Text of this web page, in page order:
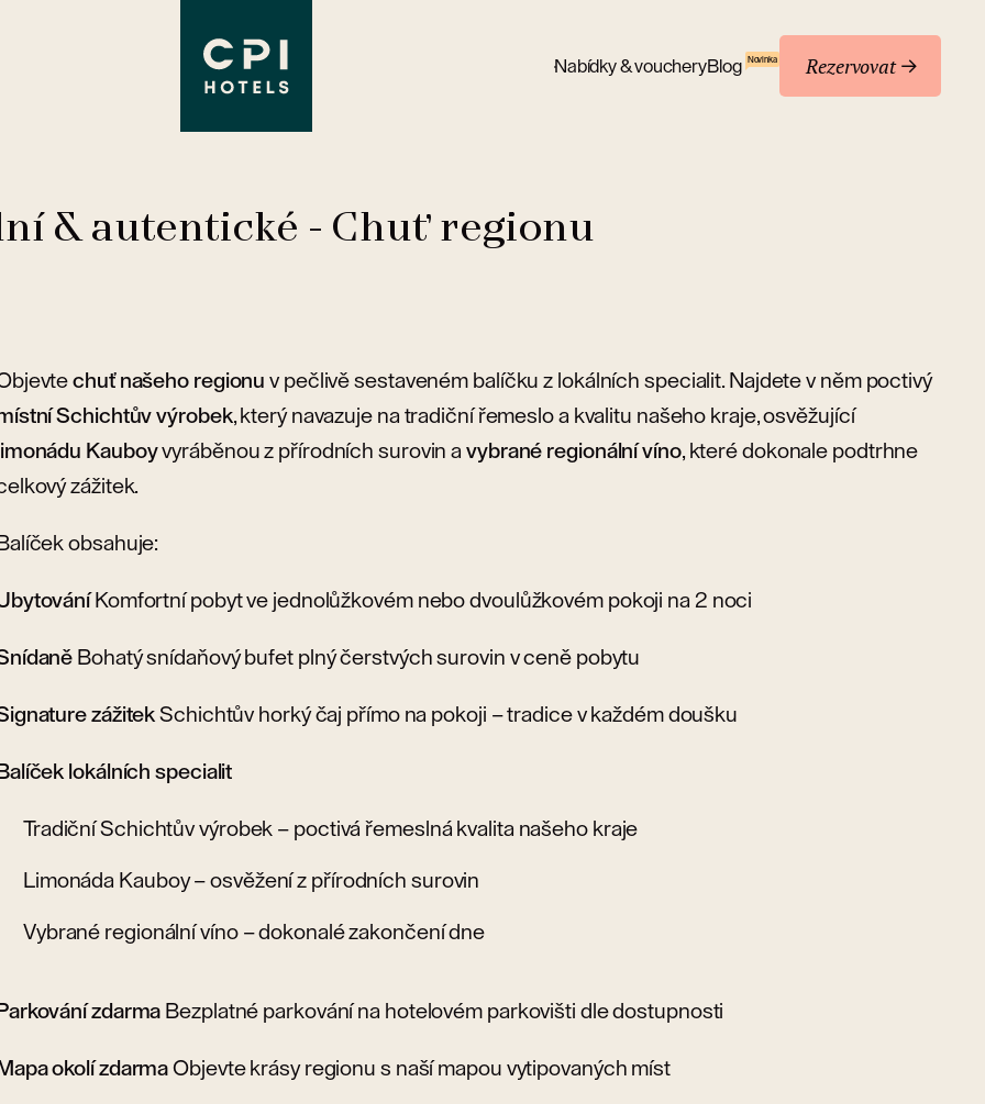
Rezervovat
Nabídky & voucheryBlog Novinka
& autentické - Chuť regionu
chuť našeho regionu v pečlivě sestaveném balíčku z lokálních specialit. Najdete v něm poctivý
Schichtův výrobek, který navazuje na tradiční řemeslo a kvalitu našeho kraje, osvěžující
Kauboyvyráběnou z přírodních surovin avybrané regionální víno, které dokonale podtrhne
zážitek.
obsahuje:
Komfortní pobyt ve jednolůžkovém nebo dvoulůžkovém pokoji na 2 noci
Bohatý snídaňový bufet plný čerstvých surovin v ceně pobytu
zážitek Schichtův horký čaj přímo na pokoji – tradice v každém doušku
lokálních specialit
Tradiční Schichtův výrobek – poctivá řemeslná kvalita našeho kraje
Limonáda Kauboy – osvěžení z přírodních surovin
Vybrané regionální víno – dokonalé zakončení dne
zdarma Bezplatné parkování na hotelovém parkovišti dle dostupnosti
okolí zdarma Objevte krásy regionu s naší mapou vytipovaných míst